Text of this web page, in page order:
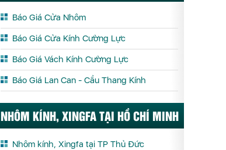
Báo Giá Cửa Nhôm
Báo Giá Cửa Kính Cường Lực
Báo Giá Vách Kính Cường Lực
Báo Giá Lan Can - Cầu Thang Kính
NHÔM KÍNH, XINGFA TẠI HỒ CHÍ MINH
Nhôm kính, Xingfa tại TP Thủ Đức